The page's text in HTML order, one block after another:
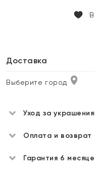
Доставка
Выберите город
Уход за
Оплата и возврат
Гарантия 6